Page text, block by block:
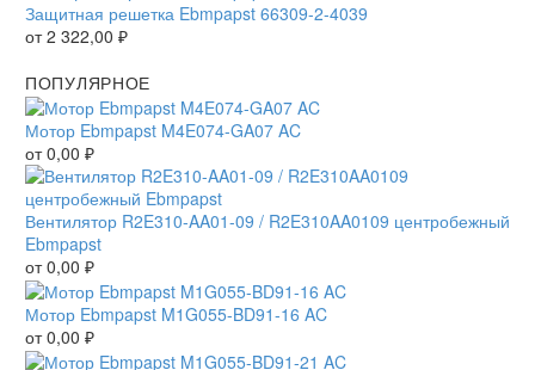
Защитная решетка Ebmpapst 66309-2-4039
от2 322,00 ₽
ПОПУЛЯРНОЕ
Мотор Ebmpapst M4E074-GA07 AC
от0,00 ₽
Вентилятор R2E310-AA01-09 / R2E310AA0109 центробежный
Ebmpapst
от0,00 ₽
Мотор Ebmpapst M1G055-BD91-16 AC
от0,00 ₽